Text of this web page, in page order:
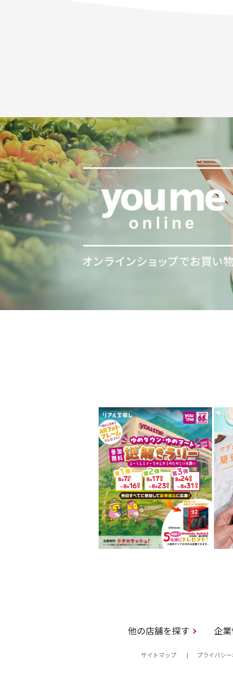
他の店舗を探す 企
サイトマップ プライバシ